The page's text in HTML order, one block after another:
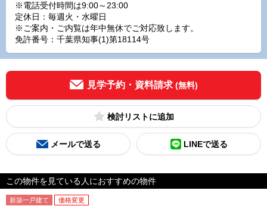
※電話受付時間は9:00～23:00
定休日：毎週火・水曜日
※ご案内・ご内覧は年中無休でご対応致します。
免許番号：千葉県知事(1)第18114号
見学予約・資料請求 (無料)
検討リスト
メールで送る LINEで送る
この物件を見ている人におすすめの物件
新築一戸建て 価格変更